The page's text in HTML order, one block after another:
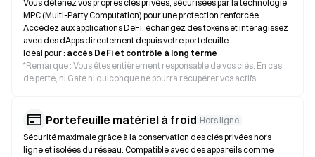
Vous détenez vos propres clés privées, sécurisées par la technologie
MPC (Multi-Party Computation) pour une protection renforcée.
Accédez aux applications DeFi, échangez des tokens et interagissez
avec des dApps directement depuis votre portefeuille.
Idéal pour : accès DeFi et contrôle à long terme
*Remarque : Vous êtes entièrement responsable de vos clés. En cas
de perte, ni Gate ni quiconque ne pourra récupérer vos actifs.
Portefeuille matériel à froid Hors ligne
Sécurité maximale grâce à la conservation des clés privées hors
ligne et isolées du réseau. Compatible avec des appareils comme